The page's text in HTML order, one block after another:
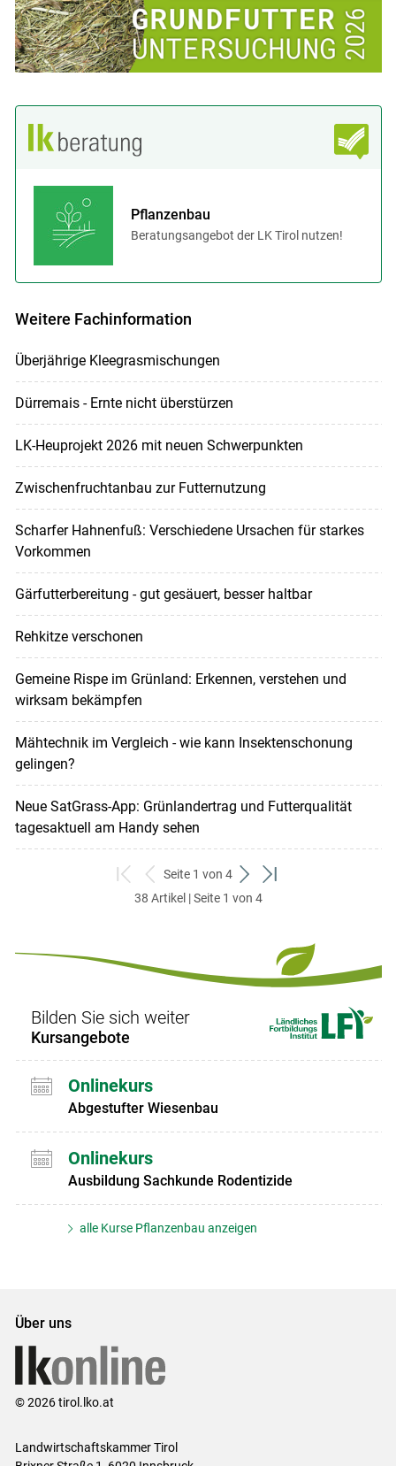
Pflanzenbau
Beratungsangebot der LK Tirol nutzen!
Weitere Fachinformation
Überjährige Kleegrasmischungen
Dürremais - Ernte nicht überstürzen
LK-Heuprojekt 2026 mit neuen Schwerpunkten
Zwischenfruchtanbau zur Futternutzung
Scharfer Hahnenfuß: Verschiedene Ursachen für starkes
Vorkommen
Gärfutterbereitung - gut gesäuert, besser haltbar
Rehkitze verschonen
Gemeine Rispe im Grünland: Erkennen, verstehen und
wirksam bekämpfen
Mähtechnik im Vergleich - wie kann Insektenschonung
gelingen?
Neue SatGrass-App: Grünlandertrag und Futterqualität
tagesaktuell am Handy sehen
zum
ersten
zurück
zum
Seite 1 von 4
weiter
zum
zum
38 Artikel | Seite 1 von 4
Bilden Sie sich weiter
Kursangebote
Onlinekurs
Abgestufter Wiesenbau
Onlinekurs
Ausbildung Sachkunde Rodentizide
alle Kurse Pflanzenbau anzeigen
Über uns
© 2026 tirol.lko.at
Landwirtschaftskammer Tirol